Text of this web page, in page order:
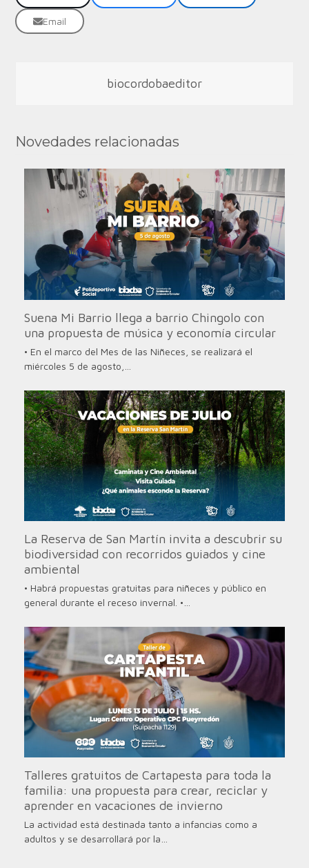
Email
biocordobaeditor
Novedades relacionadas
Suena Mi Barrio llega a barrio Chingolo con
una propuesta de música y economía circular
• En el marco del Mes de las Niñeces, se realizará el
miércoles 5 de agosto,…
La Reserva de San Martín invita a descubrir su
biodiversidad con recorridos guiados y cine
ambiental
• Habrá propuestas gratuitas para niñeces y público en
general durante el receso invernal. •…
Talleres gratuitos de Cartapesta para toda la
familia: una propuesta para crear, reciclar y
aprender en vacaciones de invierno
La actividad está destinada tanto a infancias como a
adultos y se desarrollará por la…